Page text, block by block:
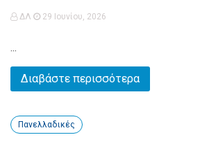
ΔΛ 29 Ιουνίου, 2026
...
Διαβάστε περισσότερα
Πανελλαδικές